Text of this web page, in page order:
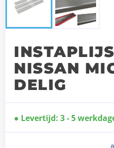
NISSAN
DELIG
Levertijd: 3 - 5